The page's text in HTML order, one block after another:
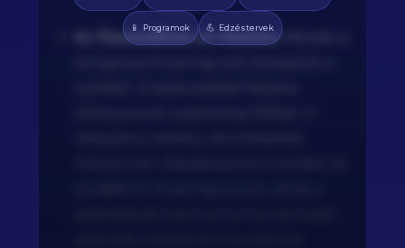
6.) Összeállítás és fősütés:Miután a
📱 Programok 💪 Edzéstervek